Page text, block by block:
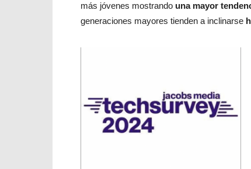
más jóvenes mostrando una mayor
generaciones mayores tienden a inclinarse